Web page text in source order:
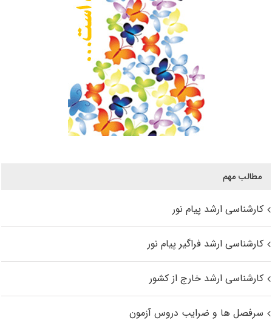
مطالب مهم
کارشناسی ارشد پیام نور
کارشناسی ارشد فراگیر پیام نور
کارشناسی ارشد خارج از کشور
سرفصل ها و ضرایب دروس آزمون